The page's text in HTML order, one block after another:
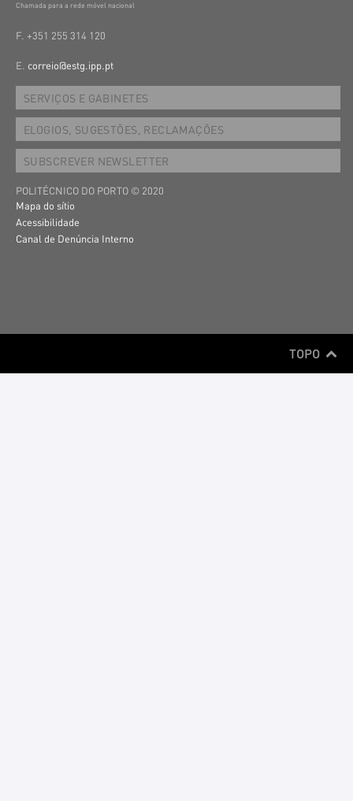
Chamada para a rede móvel nacional
F. +351 255 314 120
E. correio@estg.ipp.pt
SERVIÇOS E GABINETES
ELOGIOS, SUGESTÕES, RECLAMAÇÕES
SUBSCREVER NEWSLETTER
POLITÉCNICO DO PORTO © 2020
Mapa do sítio
Acessibilidade
Canal de Denúncia Interno
TOPO